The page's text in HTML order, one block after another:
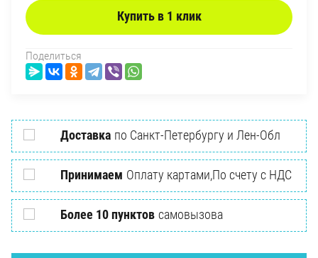
Купить в 1 клик
Поделиться
Доставка по Санкт-Петербургу и Лен-Обл
Принимаем Оплату картами,По счету с НДС
Более 10 пунктов самовызова